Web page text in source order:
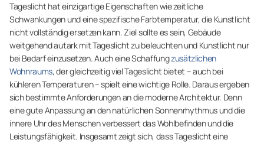
Tageslicht hat einzigartige Eigenschaften wie zeitliche
Schwankungen und eine spezifische Farbtemperatur, die Kunstlicht
nicht vollständig ersetzen kann. Ziel sollte es sein, Gebäude
weitgehend autark mit Tageslicht zu beleuchten und Kunstlicht nur
bei Bedarf einzusetzen. Auch eine Schaffungzusätzlichen
Wohnraums, der gleichzeitig viel Tageslicht bietet – auch bei
kühleren Temperaturen – spielt eine wichtige Rolle. Daraus ergeben
sich bestimmte Anforderungen an die moderne Architektur. Denn
eine gute Anpassung an den natürlichen Sonnenrhythmus und die
innere Uhr des Menschen verbessert das Wohlbefinden und die
Leistungsfähigkeit. Insgesamt zeigt sich, dass Tageslicht eine